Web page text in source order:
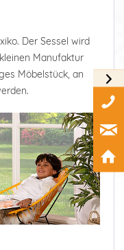
Der Sessel wird
Manufaktur
Möbelstück, an